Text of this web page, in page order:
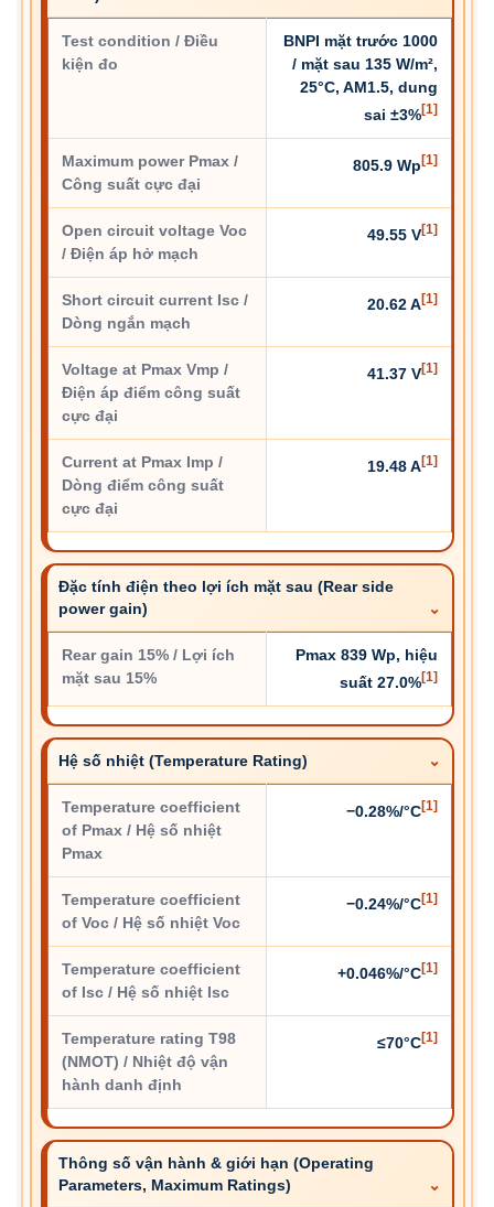
Test condition / Điều
kiện đo
BNPI mặt trước 1000
/ mặt sau 135 W/m²,
25°C, AM1.5, dung
sai ±3%[1]
Maximum power Pmax /
Công suất cực đại
805.9 Wp [1]
Open circuit voltage Voc
/ Điện áp hở mạch
49.55 V[1]
Short circuit current Isc /
Dòng ngắn mạch
20.62 A[1]
Voltage at Pmax Vmp /
Điện áp điểm công suất
cực đại
41.37 V[1]
Current at Pmax Imp /
Dòng điểm công suất
cực đại
19.48 A[1]
Đặc tính điện theo lợi ích mặt sau (Rear side
power gain)
Rear gain 15% / Lợi ích
mặt sau 15%
Pmax 839 Wp, hiệu
suất 27.0%[1]
Hệ số nhiệt (Temperature Rating)
Temperature coefficient
of Pmax / Hệ số nhiệt
Pmax
−0.28%/°C[1]
Temperature coefficient
of Voc / Hệ số nhiệt Voc
−0.24%/°C[1]
Temperature coefficient
of Isc / Hệ số nhiệt Isc
+0.046%/°C[1]
Temperature rating T98
(NMOT) / Nhiệt độ vận
hành danh định
≤70°C[1]
Thông số vận hành & giới hạn (Operating
Parameters, Maximum Ratings)